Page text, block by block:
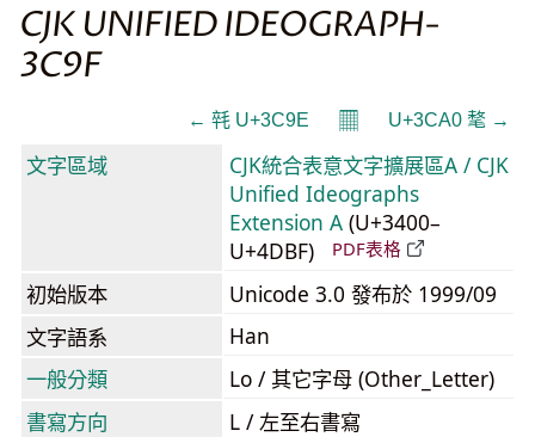
CJK UNIFIED IDEOGRAPH-
3C9F
← 㲞 U+3C9E 𝄜 U+3CA0 㲠 →
文字區域
CJK統合表意文字擴展區A / CJK
Unified Ideographs
Extension A (U+3400–
U+4DBF)
PDF表格
初始版本
Unicode 3.0 發布於 1999/09
文字語系
Han
一般分類
Lo / 其它字母 (Other_Letter)
書寫方向
L / 左至右書寫